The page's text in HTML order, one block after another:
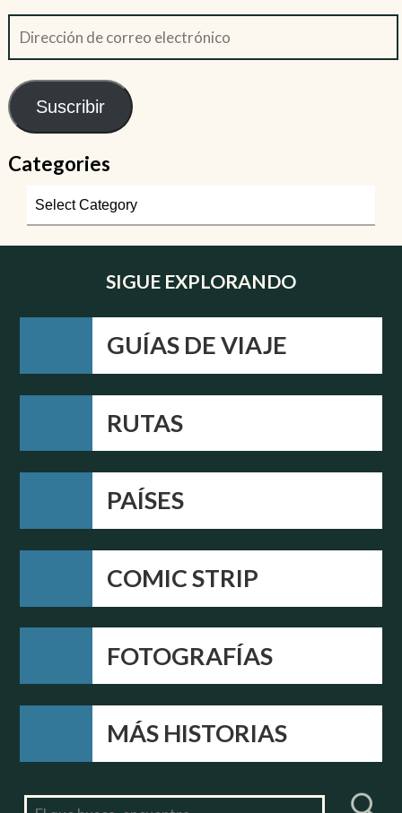
Suscribir
Categories
SIGUE EXPLORANDO
GUÍAS DE VIAJE
RUTAS
PAÍSES
COMIC STRIP
FOTOGRAFÍAS
MÁS HISTORIAS